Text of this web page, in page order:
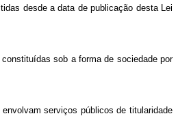
desde a data de publicação desta Lei
sob a forma de sociedade por
serviços públicos de titularidade